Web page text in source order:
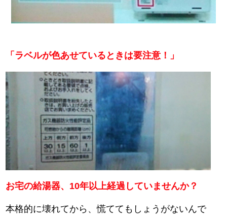
「ラベルが色あせているときは要注意！」
お宅の給湯器、10年以上経過していませんか？
本格的に壊れてから、慌ててもしょうがないんで